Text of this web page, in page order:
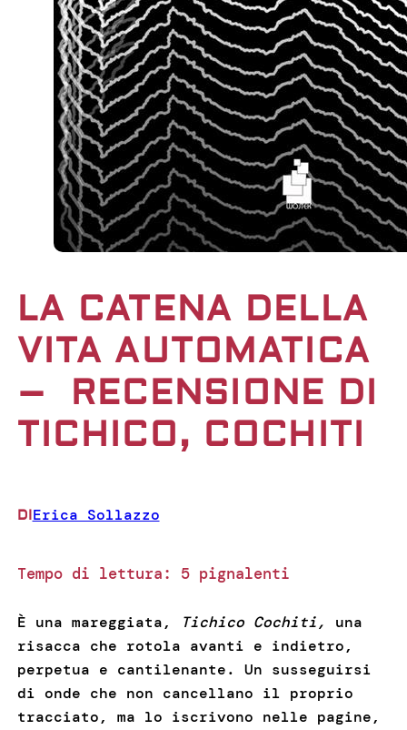
LA CATENA DELLA
VITA AUTOMATICA
– RECENSIONE DI
TICHICO, COCHITI
DIErica Sollazzo
Tempo di lettura: 5 pignalenti
È una mareggiata, Tichico Cochiti,
una
risacca che rotola avanti e indietro,
perpetua e cantilenante. Un susseguirsi
di onde che non cancellano il proprio
tracciato, ma lo iscrivono nelle pagine,